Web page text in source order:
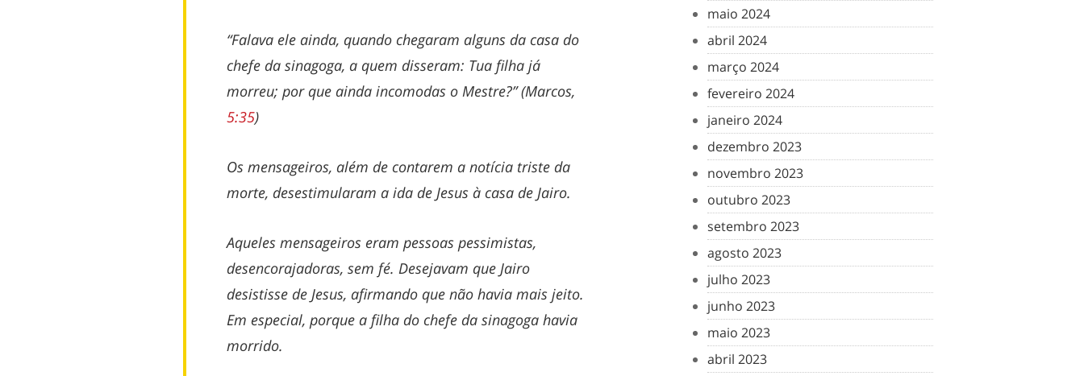
“Falava ele ainda, quando chegaram alguns da casa do
chefe da sinagoga, a quem disseram: Tua filha já
morreu; por que ainda incomodas o Mestre?” (Marcos,
5:35)
Os mensageiros, além de contarem a notícia triste da
morte, desestimularam a ida de Jesus à casa de Jairo.
Aqueles mensageiros eram pessoas pessimistas,
desencorajadoras, sem fé. Desejavam que Jairo
desistisse de Jesus, afirmando que não havia mais jeito.
Em especial, porque a filha do chefe da sinagoga havia
morrido.
maio 2024
abril 2024
março 2024
fevereiro 2024
janeiro 2024
dezembro 2023
novembro 2023
outubro 2023
setembro 2023
agosto 2023
julho 2023
junho 2023
maio 2023
abril 2023